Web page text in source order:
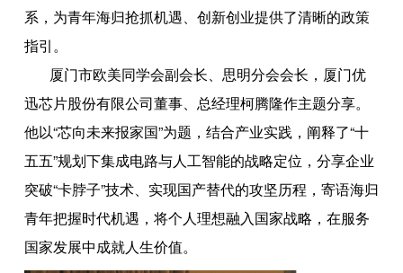
系，为青年海归抢抓机遇、创新创业提供了清晰的政策
指引。
厦门市欧美同学会副会长、思明分会会长，厦门优
迅芯片股份有限公司董事、总经理柯腾隆作主题分享。
他以“芯向未来报家国”为题，结合产业实践，阐释了“十
五五”规划下集成电路与人工智能的战略定位，分享企业
突破“卡脖子”技术、实现国产替代的攻坚历程，寄语海归
青年把握时代机遇，将个人理想融入国家战略，在服务
国家发展中成就人生价值。